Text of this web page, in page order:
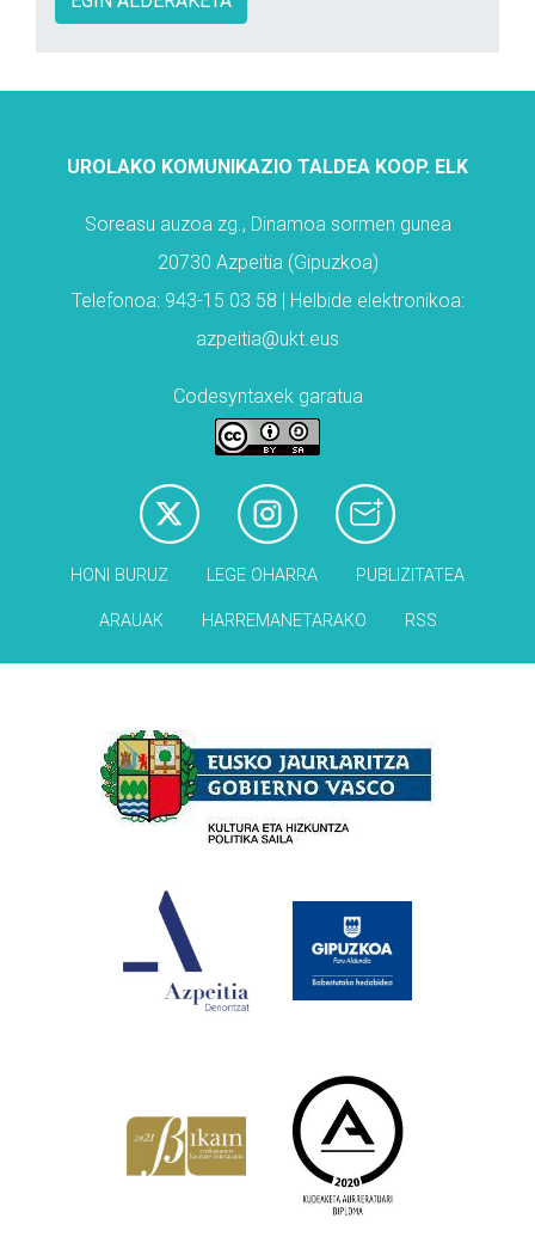
UROLAKO KOMUNIKAZIO TALDEA KOOP. ELK
Soreasu auzoa zg., Dinamoa sormen gunea
20730 Azpeitia (Gipuzkoa)
Telefonoa: 943-15 03 58 | Helbide elektronikoa:
azpeitia@ukt.eus
Codesyntaxek garatua
HONI BURUZ LEGE OHARRA PUBLIZITATEA
ARAUAK HARREMANETARAKO RSS